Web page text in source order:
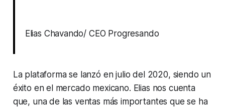
Elias Chavando/ CEO Progresando
La plataforma se lanzó en julio del 2020, siendo un
éxito en el mercado mexicano. Elias nos cuenta
que, una de las ventas más importantes que se ha